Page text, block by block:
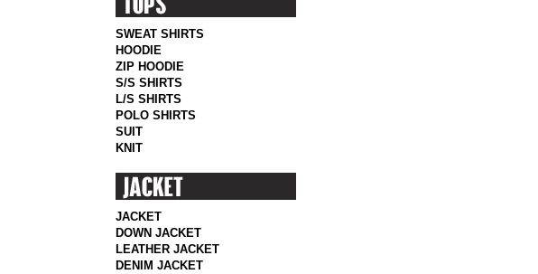
SWEAT SHIRTS
HOODIE
ZIP HOODIE
S/S SHIRTS
L/S SHIRTS
POLO SHIRTS
SUIT
KNIT
JACKET
DOWN JACKET
LEATHER JACKET
DENIM JACKET